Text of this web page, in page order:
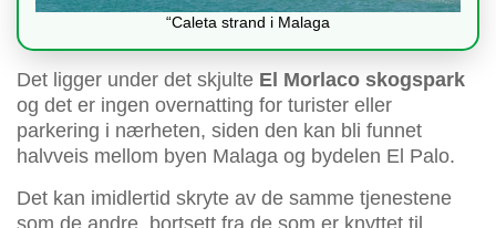
“Caleta strand i Malaga
Det ligger under det skjulte El Morlaco skogspark
og det er ingen overnatting for turister eller
parkering i nærheten, siden den kan bli funnet
halvveis mellom byen Malaga og bydelen El Palo.
Det kan imidlertid skryte av de samme tjenestene